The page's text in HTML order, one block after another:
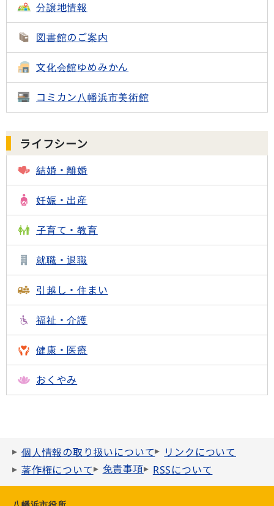
分譲地情報
図書館のご案内
文化会館ゆめみかん
コミカン八幡浜市美術館
ライフシーン
結婚・離婚
妊娠・出産
子育て・教育
就職・退職
引越し・住まい
福祉・介護
健康・医療
おくやみ
個人情報の取り扱いについて
リンクについて
著作権について
免責事項 RSSについて